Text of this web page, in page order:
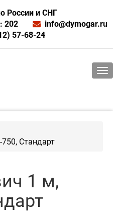
России и СНГ
202
info@dymogar.ru
57-68-24
Стандарт
1 м,